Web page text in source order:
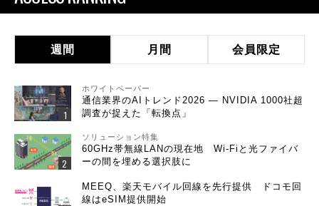
週間 月間 会員限定
ホワイトペーパー
通信業界のAIトレンド2026 ― NVIDIA 1000社超
調査が捉えた「転換点」
ソリューション特集
60GHz帯無線LANの現在地 Wi-Fiと光ファイバ
ーの間を埋める選択肢に
MEEQ、楽天モバイル回線を先行提供 ドコモ回
線はeSIM提供開始